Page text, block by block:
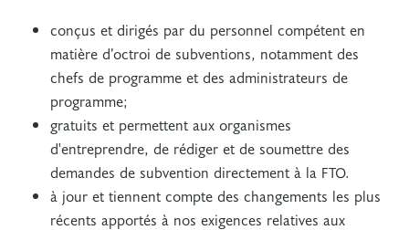
conçus et dirigés par du personnel compétent en
matière d’octroi de subventions, notamment des
chefs de programme et des administrateurs de
programme;
gratuits et permettent aux organismes
d'entreprendre, de rédiger et de soumettre des
demandes de subvention directement à la FTO.
à jour et tiennent compte des changements les plus
récents apportés à nos exigences relatives aux